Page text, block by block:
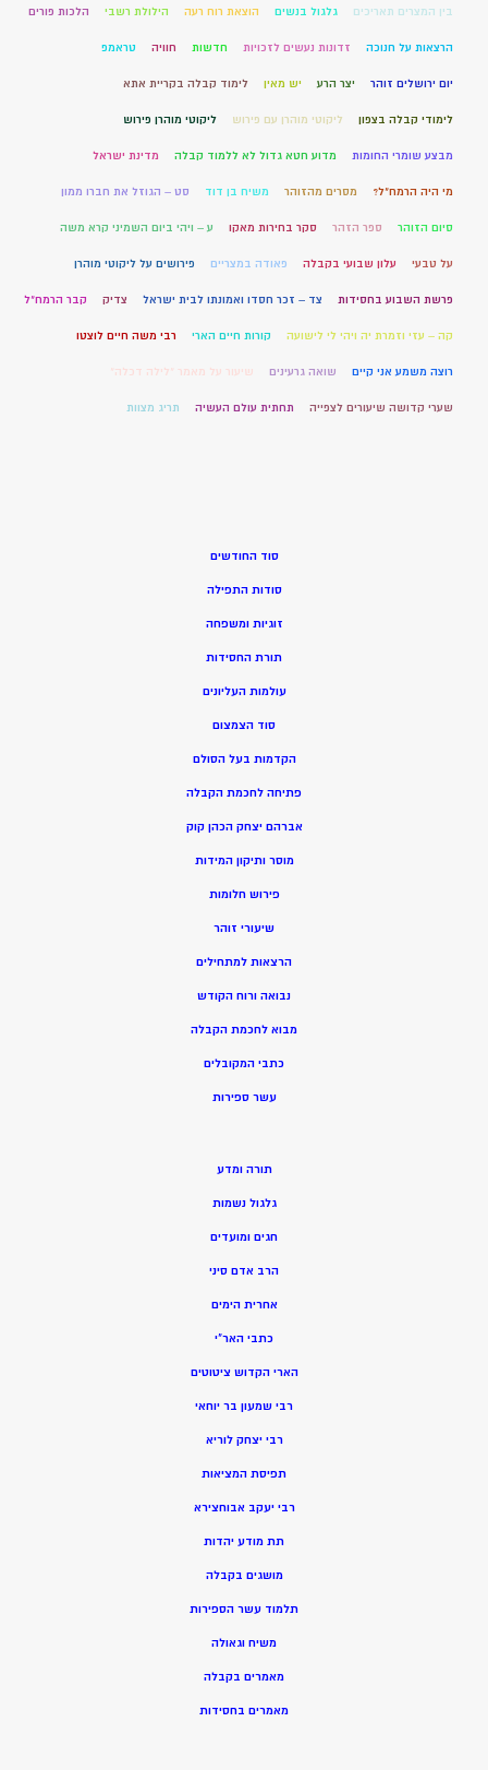
בין המצרים תאריכים גלגול בנשים הוצאת רוח רעה הילולת רשבי הלכות פורים
הרצאות על חנוכה זדונות נעשים לזכויות חדשות חוויה טראמפ
יום ירושלים זוהר יצר הרע יש מאין לימוד קבלה בקריית אתא
לימודי קבלה בצפון ליקוטי מוהרן עם פירוש ליקוטי מוהרן פירוש
מבצע שומרי החומות מדוע חטא גדול לא ללמוד קבלה מדינת ישראל
מי היה הרמח"ל? מסרים מהזוהר משיח בן דוד סט – הגוזל את חברו ממון
סיום הזוהר ספר הזהר סקר בחירות מאקו ע – ויהי ביום השמיני קרא משה
על טבעי עלון שבועי בקבלה פאודה במצריים פירושים על ליקוטי מוהרן
פרשת השבוע בחסידות צד – זכר חסדו ואמונתו לבית ישראל צדיק קבר הרמח"ל
קה – עזי וזמרת יה ויהי לי לישועה קורות חיים הארי רבי משה חיים לוצטו
רוצה משמע אני קיים שואה גרעינים שיעור על מאמר "לילה דכלה"
שערי קדושה שיעורים לצפייה תחתית עולם העשיה תריג מצוות
סוד החודשים
סודות התפילה
זוגיות ומשפחה
תורת החסידות
עולמות העליונים
סוד הצמצום
הקדמות בעל הסולם
פתיחה לחכמת הקבלה
אברהם יצחק הכהן קוק
מוסר ותיקון המידות
פירוש חלומות
שיעורי זוהר
הרצאות למתחילים
נבואה ורוח הקודש
מבוא לחכמת הקבלה
כתבי המקובלים
עשר ספירות
תורה ומדע
גלגול נשמות
חגים ומועדים
הרב אדם סיני
אחרית הימים
כתבי האר”י
הארי הקדוש ציטוטים
רבי שמעון בר יוחאי
רבי יצחק לוריא
תפיסת המציאות
רבי יעקב אבוחצירא
תת מודע יהדות
מושגים בקבלה
תלמוד עשר הספירות
משיח וגאולה
מאמרים בקבלה
מאמרים בחסידות